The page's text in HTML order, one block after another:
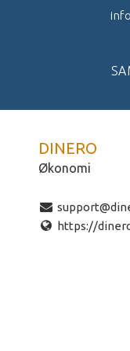
DINERO
Økonomi
https://